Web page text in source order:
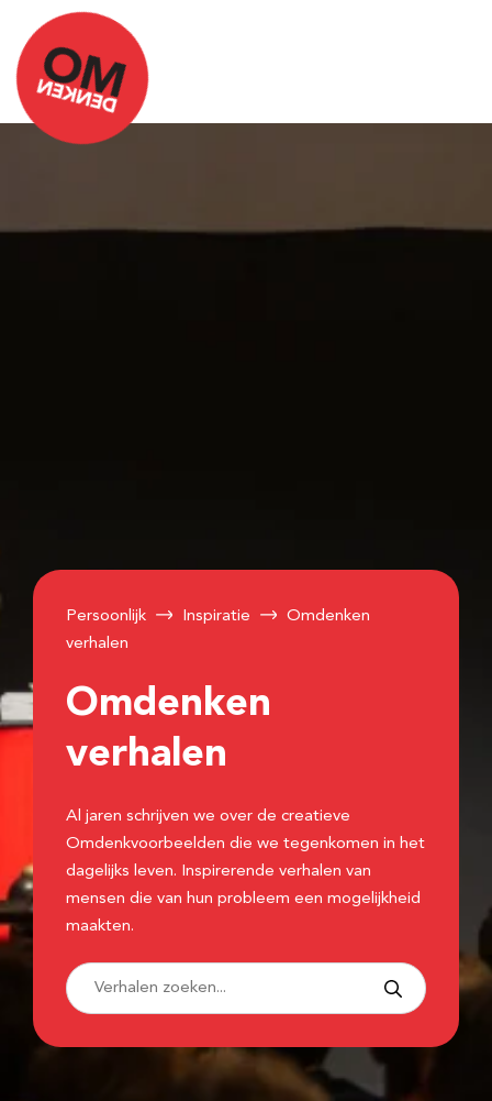
Persoonlijk Inspiratie
Omdenken
verhalen
Omdenken
verhalen
Al jaren schrijven we over de creatieve
Omdenkvoorbeelden die we tegenkomen in het
dagelijks leven. Inspirerende verhalen van
mensen die van hun probleem een mogelijkheid
maakten.